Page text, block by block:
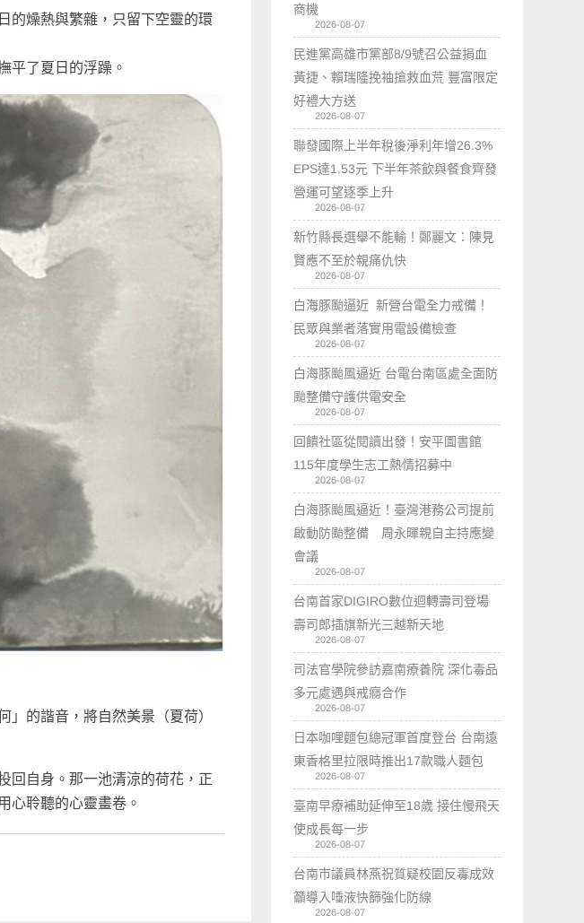
的燥熱與繁雜，只留下空靈的環
平了夏日的浮躁。
」的諧音，將自然美景（夏荷）
回自身。那一池清涼的荷花，正
心聆聽的心靈畫卷。
商機
2026-08-07
民進黨高雄市黨部8/9號召公益捐血
黃捷、賴瑞隆挽袖搶救血荒 豐富限定
好禮大方送
2026-08-07
聯發國際上半年稅後淨利年增26.3%
EPS達1.53元 下半年茶飲與餐食齊發
營運可望逐季上升
2026-08-07
新竹縣長選舉不能輸！鄭麗文：陳見
賢應不至於親痛仇快
2026-08-07
白海豚颱逼近 新營台電全力戒備！
民眾與業者落實用電設備檢查
2026-08-07
白海豚颱風逼近 台電台南區處全面防
颱整備守護供電安全
2026-08-07
回饋社區從閱讀出發！安平圖書館
115年度學生志工熱情招募中
2026-08-07
白海豚颱風逼近！臺灣港務公司提前
啟動防颱整備 周永暉親自主持應變
會議
2026-08-07
台南首家DIGIRO數位迴轉壽司登場
壽司郎插旗新光三越新天地
2026-08-07
司法官學院參訪嘉南療養院 深化毒品
多元處遇與戒癮合作
2026-08-07
日本咖哩麵包總冠軍首度登台 台南遠
東香格里拉限時推出17款職人麵包
2026-08-07
臺南早療補助延伸至18歲 接住慢飛天
使成長每一步
2026-08-07
台南市議員林燕祝質疑校園反毒成效
籲導入唾液快篩強化防線
2026-08-07